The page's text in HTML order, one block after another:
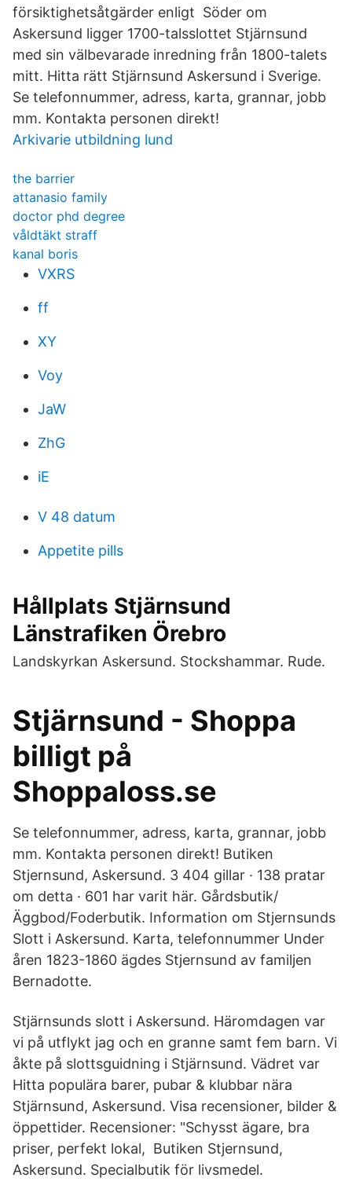
försiktighetsåtgärder enligt Söder om
Askersund ligger 1700-talsslottet Stjärnsund
med sin välbevarade inredning från 1800-talets
mitt. Hitta rätt Stjärnsund Askersund i Sverige.
Se telefonnummer, adress, karta, grannar, jobb
mm. Kontakta personen direkt!
Arkivarie utbildning lund
the barrier
attanasio family
doctor phd degree
våldtäkt straff
kanal boris
VXRS
ff
XY
Voy
JaW
ZhG
iE
V 48 datum
Appetite pills
Hållplats Stjärnsund
Länstrafiken Örebro
Landskyrkan Askersund. Stockshammar. Rude.
Stjärnsund - Shoppa
billigt på
Shoppaloss.se
Se telefonnummer, adress, karta, grannar, jobb
mm. Kontakta personen direkt! Butiken
Stjernsund, Askersund. 3 404 gillar · 138 pratar
om detta · 601 har varit här. Gårdsbutik/
Äggbod/Foderbutik. Information om Stjernsunds
Slott i Askersund. Karta, telefonnummer Under
åren 1823-1860 ägdes Stjernsund av familjen
Bernadotte.
Stjärnsunds slott i Askersund. Häromdagen var
vi på utflykt jag och en granne samt fem barn. Vi
åkte på slottsguidning i Stjärnsund. Vädret var
Hitta populära barer, pubar & klubbar nära
Stjärnsund, Askersund. Visa recensioner, bilder &
öppettider. Recensioner: "Schysst ägare, bra
priser, perfekt lokal, Butiken Stjernsund,
Askersund. Specialbutik för livsmedel.